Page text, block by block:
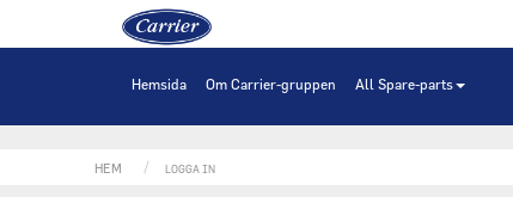
Hem
Hemsida Om Carrier-gruppen All Spare-parts
HEM LOGGA IN